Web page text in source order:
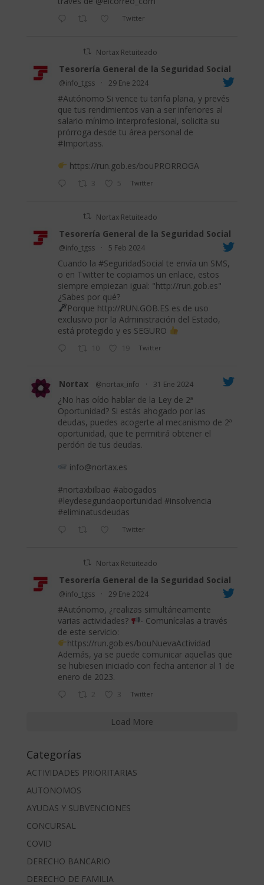
Twitter
Nortax Retuiteado
Tesorería General de la Seguridad Social
@info_tgss · 29 Ene 2024
#Autónomo Si vence tu tarifa plana, y prevés
que tus rendimientos van a ser inferiores al
salario mínimo interprofesional, solicita su
prórroga desde tu área personal de
#Importass.
https://run.gob.es/bouPRORROGA
3 5 Twitter
Nortax Retuiteado
Tesorería General de la Seguridad Social
@info_tgss · 5 Feb 2024
Cuando la #SeguridadSocial te envía un SMS,
o en Twitter te copiamos un enlace, estos
siempre empiezan igual: "http://run.gob.es"
¿Sabes por qué?
Porque http://RUN.GOB.ES es de uso
exclusivo por la Administración del Estado,
está protegido y es SEGURO
10 19 Twitter
Nortax @nortax_info · 31 Ene 2024
¿No has oído hablar de la Ley de 2ª
Oportunidad? Si estás ahogado por las
deudas, puedes acogerte al mecanismo de 2ª
oportunidad, que te permitirá obtener el
perdón de tus deudas.
info@nortax.es
#nortaxbilbao #abogados
#leydesegundaoportunidad #insolvencia
#eliminatusdeudas
Twitter
Nortax Retuiteado
Tesorería General de la Seguridad Social
@info_tgss · 29 Ene 2024
#Autónomo, ¿realizas simultáneamente
varias actividades?
- Comunícalas a través
de este servicio:
https://run.gob.es/bouNuevaActividad
Además, ya se puede comunicar aquellas que
se hubiesen iniciado con fecha anterior al 1 de
enero de 2023.
2 3 Twitter
Load More
Categorías
ACTIVIDADES PRIORITARIAS
AUTONOMOS
AYUDAS Y SUBVENCIONES
CONCURSAL
COVID
DERECHO BANCARIO
DERECHO DE FAMILIA